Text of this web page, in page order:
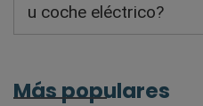
u coche eléctrico?
Más populares